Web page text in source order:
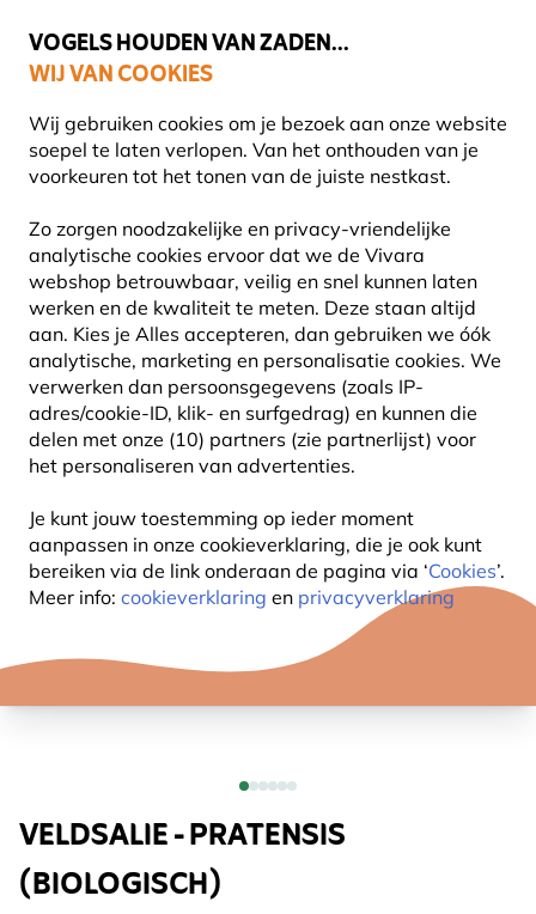
VOGELS HOUDEN VAN ZADEN...
WIJ VAN COOKIES
Wij gebruiken cookies om je bezoek aan onze website
soepel te laten verlopen. Van het onthouden van je
voorkeuren tot het tonen van de juiste nestkast.
Zo zorgen noodzakelijke en privacy-vriendelijke
analytische cookies ervoor dat we de Vivara
webshop betrouwbaar, veilig en snel kunnen laten
werken en de kwaliteit te meten. Deze staan altijd
aan. Kies je Alles accepteren, dan gebruiken we óók
analytische, marketing en personalisatie cookies. We
verwerken dan persoonsgegevens (zoals IP-
adres/cookie-ID, klik- en surfgedrag) en kunnen die
delen met onze (10) partners (zie partnerlijst) voor
het personaliseren van advertenties.
Je kunt jouw toestemming op ieder moment
aanpassen in onze cookieverklaring, die je ook kunt
bereiken via de link onderaan de pagina via ‘Cookies’.
Meer info: cookieverklaring en privacyverklaring
Uitstekend beoordeeld in 11 landen
Gratis thuisbezorgd vanaf €49
VELDSALIE - PRATENSIS
(BIOLOGISCH)